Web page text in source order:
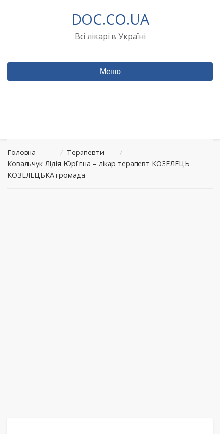
DOC.CO.UA
Всі лікарі в Україні
Меню
Головна / Терапевти
/
Ковальчук Лідія Юріївна – лікар терапевт КОЗЕЛЕЦЬ
КОЗЕЛЕЦЬКА громада